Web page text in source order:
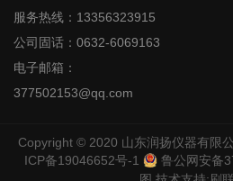
服务热线：13356323915
公司固话：0632-6069163
电子邮箱：
377502153@qq.com
Copyright © 2020 山东润扬仪器有限
ICP备19046652号-1
鲁公网安备